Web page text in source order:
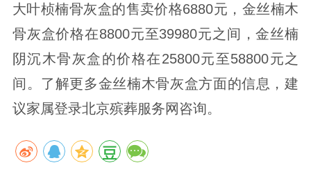
大叶桢楠骨灰盒的售卖价格6880元，金丝楠木
骨灰盒价格在8800元至39980元之间，金丝楠
阴沉木骨灰盒的价格在25800元至58800元之
间。了解更多金丝楠木骨灰盒方面的信息，建
议家属登录北京殡葬服务网咨询。